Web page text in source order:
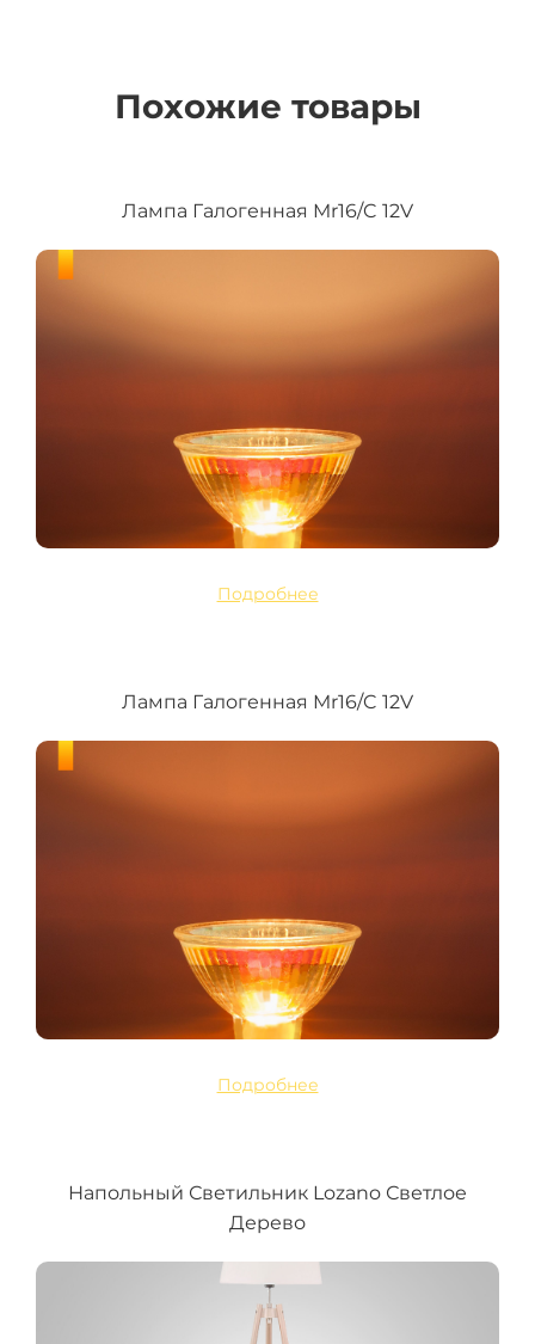
Похожие товары
Лампа Галогенная Mr16/C 12V
Подробнее
Лампа Галогенная Mr16/C 12V
Подробнее
Напольный Светильник Lozano Светлое
Дерево